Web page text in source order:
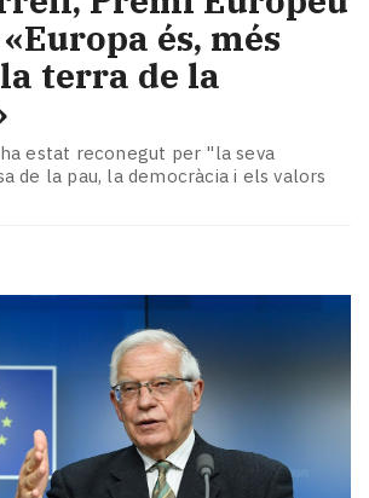
és, més
terra de la
estat reconegut per "la seva
de la pau, la democràcia i els valors